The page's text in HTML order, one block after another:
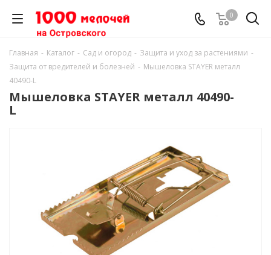
0
Главная - Каталог - Сад и огород - Защита и уход за растениями -
Защита от вредителей и болезней - Мышеловка STAYER металл
40490-L
Мышеловка STAYER металл 40490-
L